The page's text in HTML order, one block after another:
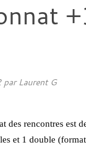
par Laurent G
des rencontres est
et 1 double